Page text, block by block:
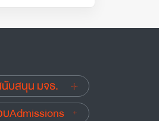
บสนุน มจธ.
Admissions